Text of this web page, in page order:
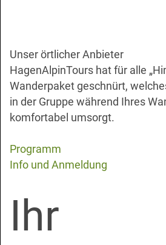
Unser örtlicher Anbieter
HagenAlpinTours hat für alle
Wanderpaket geschnürt,
in der Gruppe während Ihres
komfortabel umsorgt.
Programm
Info und Anmeldung
Ihr